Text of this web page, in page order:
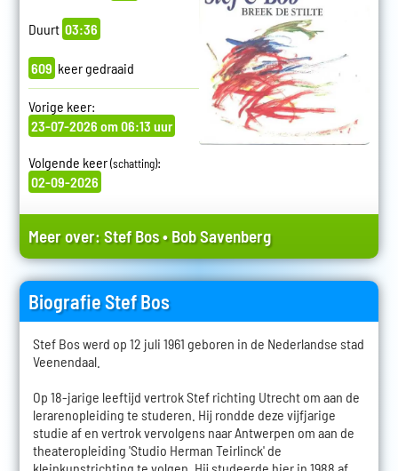
Duurt 03:36
609 keer gedraaid
Vorige keer:
23-07-2026 om 06:13 uur
Volgende keer(schatting):
02-09-2026
Meer over:Stef Bos•Bob Savenberg
Biografie Stef Bos
Stef Bos werd op 12 juli 1961 geboren in de Nederlandse stad
Veenendaal.
Op 18-jarige leeftijd vertrok Stef richting Utrecht om aan de
lerarenopleiding te studeren. Hij rondde deze vijfjarige
studie af en vertrok vervolgens naar Antwerpen om aan de
theateropleiding 'Studio Herman Teirlinck' de